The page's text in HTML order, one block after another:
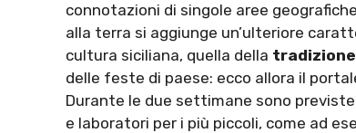
connotazioni di singole aree
alla terra si aggiunge un’ulteriore
cultura siciliana, quella della
delle feste di paese: ecco allora il
Durante le due settimane sono
e laboratori per i più piccoli, come ad